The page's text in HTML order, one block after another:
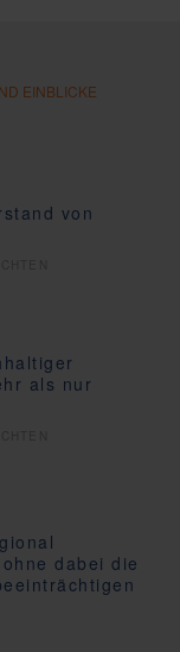
EINBLICKE
von
als nur
dabei die